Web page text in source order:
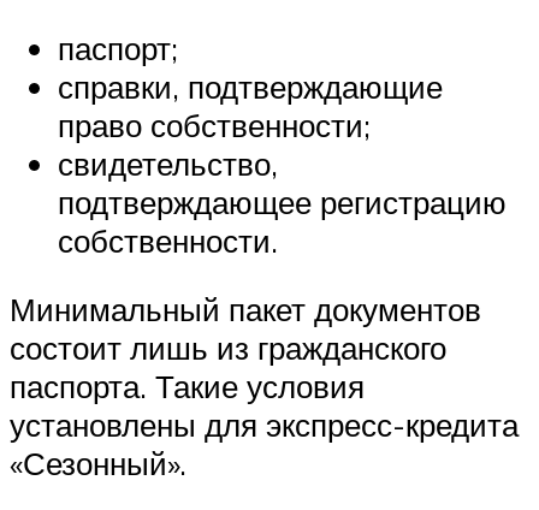
паспорт;
справки, подтверждающие
право собственности;
свидетельство,
подтверждающее регистрацию
собственности.
Минимальный пакет документов
состоит лишь из гражданского
паспорта. Такие условия
установлены для экспресс-кредита
«Сезонный».